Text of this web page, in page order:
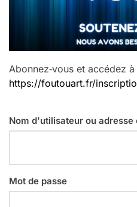
Abonnez‑vous et accédez
https://foutouart.fr/
Nom d'utilisateur ou adresse
Mot de passe